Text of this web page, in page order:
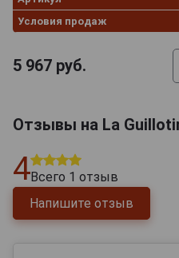
Условия продаж
5 967 руб.
Отзывы на La
4Всего 1 отзыв
Напишите отзыв